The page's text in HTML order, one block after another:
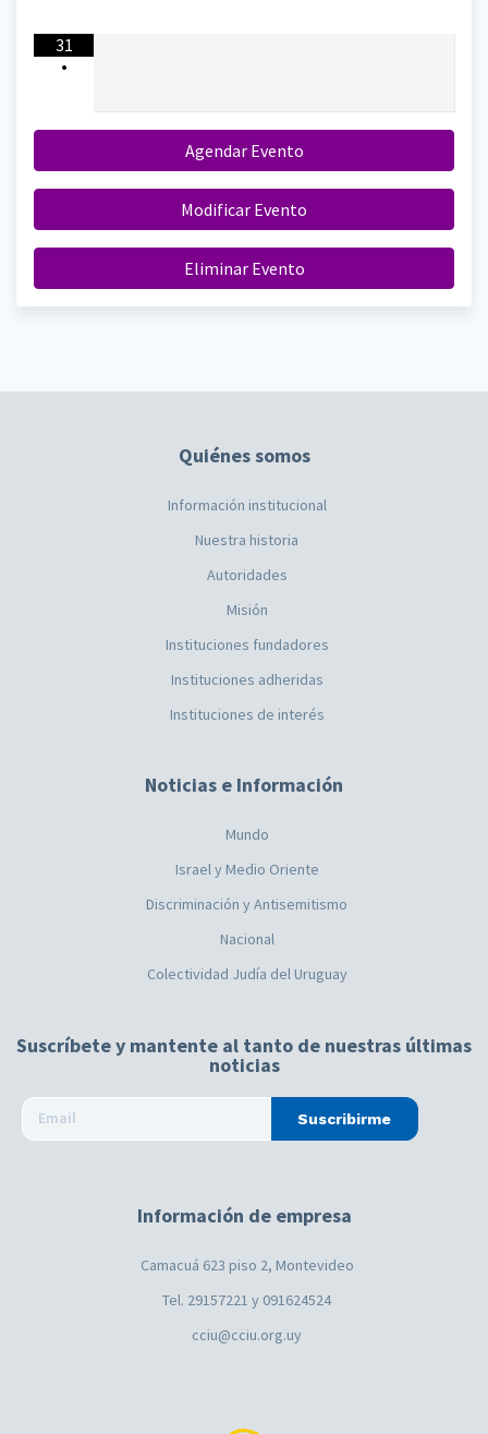
31
•
Agendar Evento
Modificar Evento
Eliminar Evento
Quiénes somos
Información institucional
Nuestra historia
Autoridades
Misión
Instituciones fundadores
Instituciones adheridas
Instituciones de interés
Noticias e Información
Mundo
Israel y Medio Oriente
Discriminación y Antisemitismo
Nacional
Colectividad Judía del Uruguay
Suscríbete y mantente al tanto de nuestras últimas
noticias
Suscribirme
Información de empresa
Camacuá 623 piso 2, Montevideo
Tel. 29157221 y 091624524
cciu@cciu.org.uy